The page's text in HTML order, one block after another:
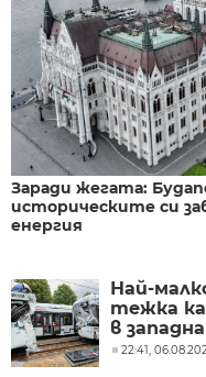
Заради жегата:
историческите си
енергия
Най-
тежка
в
22:41,